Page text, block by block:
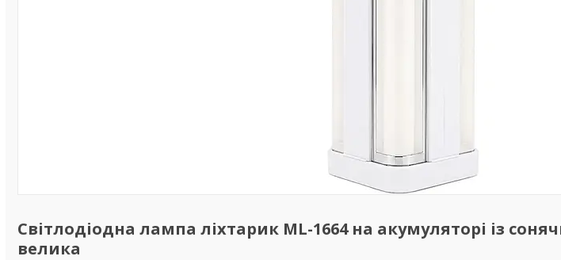
Світлодіодна лампа ліхтарик ML-1664 на акумуляторі із
велика